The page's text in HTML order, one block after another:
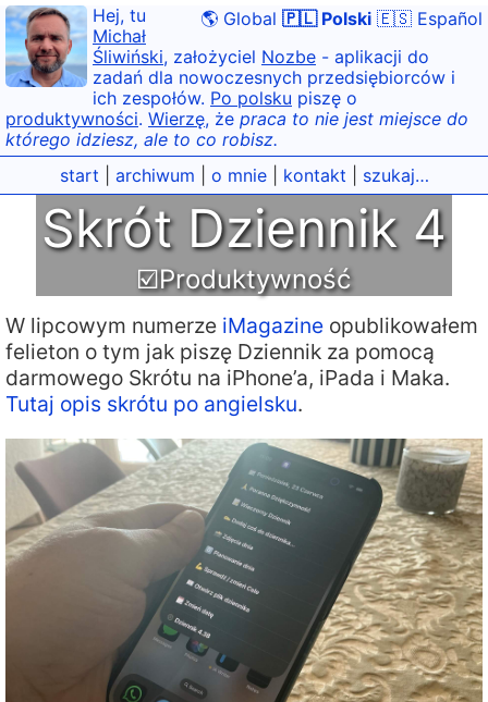
🌎 Global 🇵🇱 Polski 🇪🇸 Español
Hej, tu
Michał
Śliwiński, założyciel Nozbe - aplikacji do
zadań dla nowoczesnych przedsiębiorców i
ich zespołów. Po polsku piszę o
produktywności. Wierzę, że praca to nie jest miejsce do
którego idziesz, ale to co robisz.
start
archiwum o mnie| kontakt szukaj…
Skrót Dziennik 4
☑️Produktywność
W lipcowym numerze iMagazine opublikowałem
felieton o tym jak piszę Dziennik za pomocą
darmowego Skrótu na iPhone’a, iPada i Maka.
Tutaj opis skrótu po angielsku.